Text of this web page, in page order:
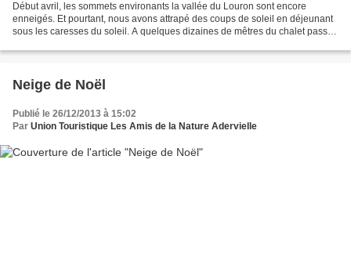
Début avril, les sommets environants la vallée du Louron sont encore
enneigés. Et pourtant, nous avons attrapé des coups de soleil en déjeunant
sous les caresses du soleil. A quelques dizaines de mêtres du chalet passe
Neige de Noël
Publié le 26/12/2013 à 15:02
Par Union Touristique Les Amis de la Nature Adervielle